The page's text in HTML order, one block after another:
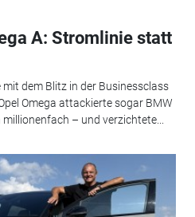
A: Stromlinie statt
dem Blitz in der Businessclass
Omega attackierte sogar BMW
– und verzichtete...